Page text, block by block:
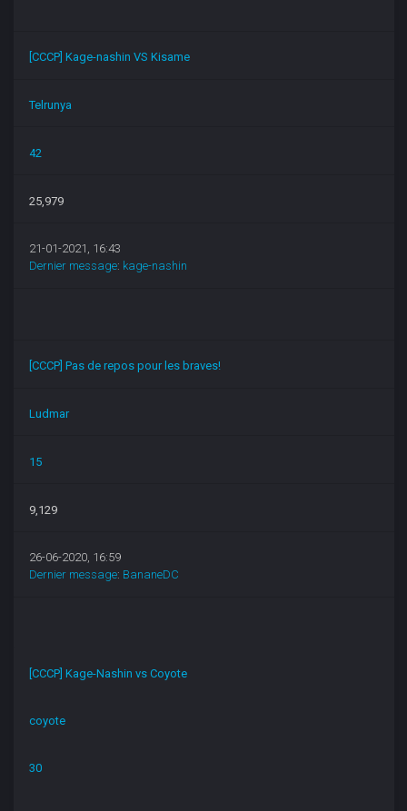
[CCCP] Kage-nashin VS Kisame
Telrunya
42
25,979
21-01-2021, 16:43
Dernier message: kage-nashin
[CCCP] Pas de repos pour les braves!
Ludmar
15
9,129
26-06-2020, 16:59
Dernier message: BananeDC
[CCCP] Kage-Nashin vs Coyote
coyote
30